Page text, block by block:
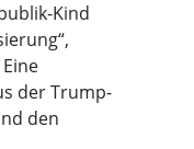
Kind
der Trump-
den